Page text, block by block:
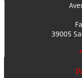
39005